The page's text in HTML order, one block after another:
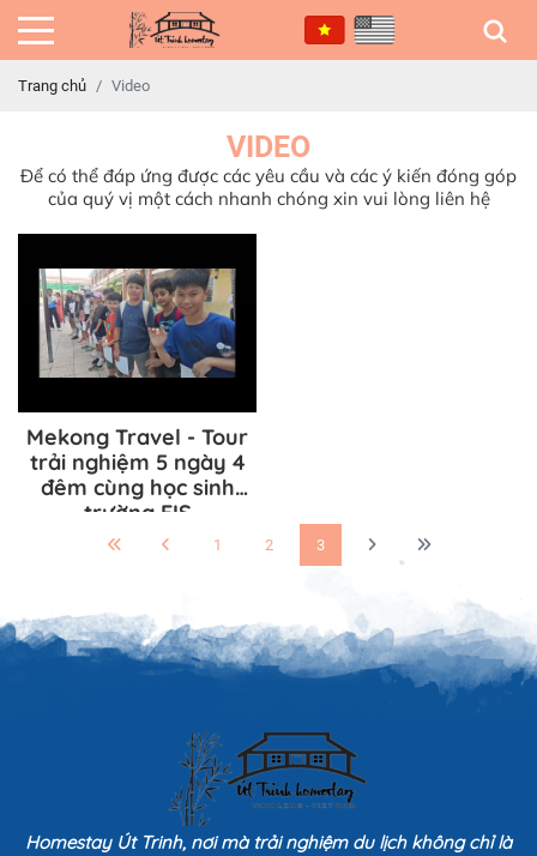
Trang chủ Video
VIDEO
Để có thể đáp ứng được các yêu cầu và các ý kiến đóng góp
của quý vị một cách nhanh chóng xin vui lòng liên hệ
Mekong Travel - Tour
trải nghiệm 5 ngày 4
đêm cùng học sinh
trường EIS
1 2 3
Homestay Út Trinh, nơi mà trải nghiệm du lịch không chỉ là